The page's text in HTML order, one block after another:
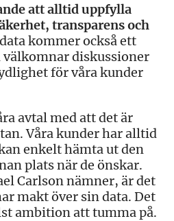
att alltid uppfylla
transparens och
kommer också ett
välkomnar diskussioner
för våra kunder
avtal med att det är
Våra kunder har alltid
enkelt hämta ut den
plats när de önskar.
Carlson nämner, är det
makt över sin data. Det
ambition att tumma på.